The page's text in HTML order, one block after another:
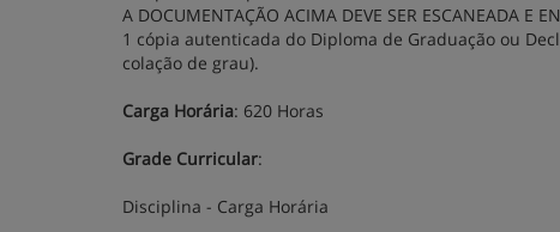
A DOCUMENTAÇÃO ACIMA DEVE SER ESCANEADA E
1 cópia autenticada do Diploma de Graduação ou
colação de grau).
Carga Horária: 620 Horas
Grade Curricular:
Disciplina - Carga Horária